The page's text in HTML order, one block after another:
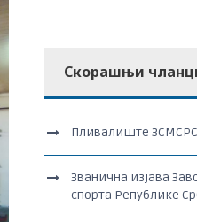
Скорашњи
Пливалиште
Званична изјава
спорта Републике